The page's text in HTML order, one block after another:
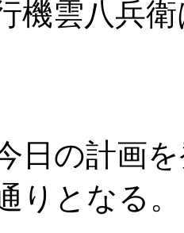
機雲八兵衛
日の計画
りとなる。